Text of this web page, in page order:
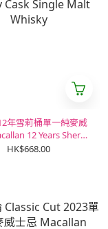
年雪莉桶單一純麥威
12 Years Sherry
Single Malt Whisky
HK$668.00